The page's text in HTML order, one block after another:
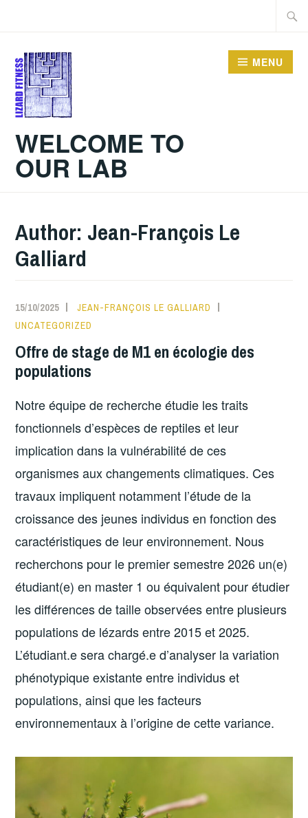
content
WELCOME TO
OUR LAB
MENU
Author: Jean-François Le
Galliard
15/10/2025
JEAN-FRANÇOIS LE GALLIARD
UNCATEGORIZED
Offre de stage de M1 en écologie des
populations
Notre équipe de recherche étudie les traits
fonctionnels d’espèces de reptiles et leur
implication dans la vulnérabilité de ces
organismes aux changements climatiques. Ces
travaux impliquent notamment l’étude de la
croissance des jeunes individus en fonction des
caractéristiques de leur environnement. Nous
recherchons pour le premier semestre 2026 un(e)
étudiant(e) en master 1 ou équivalent pour étudier
les différences de taille observées entre plusieurs
populations de lézards entre 2015 et 2025.
L’étudiant.e sera chargé.e d’analyser la variation
phénotypique existante entre individus et
populations, ainsi que les facteurs
environnementaux à l’origine de cette variance.